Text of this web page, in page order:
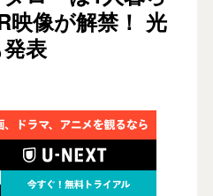
映像が解禁！ 光
表